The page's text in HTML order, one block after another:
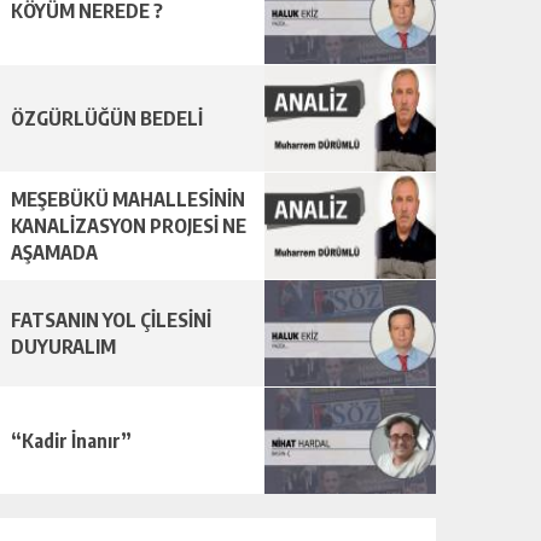
KÖYÜM NEREDE ?
ÖZGÜRLÜĞÜN BEDELİ
MEŞEBÜKÜ MAHALLESİNİN
KANALİZASYON PROJESİ NE
AŞAMADA
FATSANIN YOL ÇİLESİNİ
DUYURALIM
“Kadir İnanır”